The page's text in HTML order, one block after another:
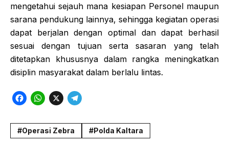
mengetahui sejauh mana kesiapan Personel maupun
sarana pendukung lainnya, sehingga kegiatan operasi
dapat berjalan dengan optimal dan dapat berhasil
sesuai dengan tujuan serta sasaran yang telah
ditetapkan khususnya dalam rangka meningkatkan
disiplin masyarakat dalam berlalu lintas.
F
c
W
a
X
T
l
Operasi Zebra Polda Kaltara